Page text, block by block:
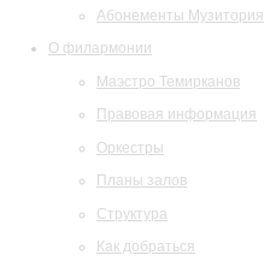
Абонементы Музитория
О филармонии
Маэстро Темирканов
Правовая информация
Оркестры
Планы залов
Структура
Как добраться